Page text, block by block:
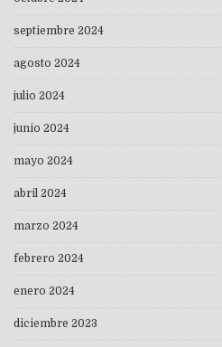
septiembre 2024
agosto 2024
julio 2024
junio 2024
mayo 2024
abril 2024
marzo 2024
febrero 2024
enero 2024
diciembre 2023